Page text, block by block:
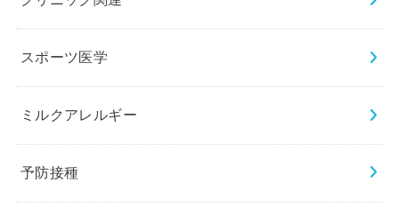
スポーツ医学
ミルクアレルギー
予防接種